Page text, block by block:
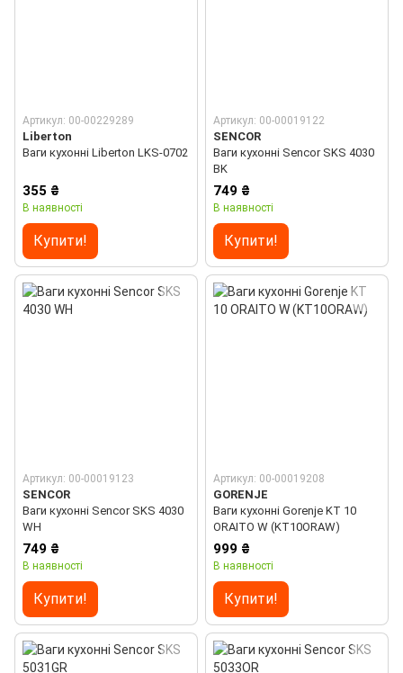
Артикул: 00-00229289
Liberton
Ваги кухонні Liberton LKS-0702
355 ₴
В наявності
Купити!
Артикул: 00-00019122
SENCOR
Ваги кухонні Sencor SKS 4030
BK
749 ₴
В наявності
Купити!
Артикул: 00-00019123
SENCOR
Ваги кухонні Sencor SKS 4030
WH
749 ₴
В наявності
Купити!
Артикул: 00-00019208
GORENJE
Ваги кухонні Gorenje KT 10
ORAITO W (KT10ORAW)
999 ₴
В наявності
Купити!